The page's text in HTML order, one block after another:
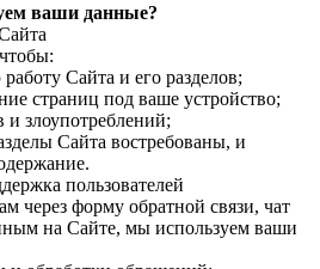
ваши данные?
Сайта и его разделов;
страниц под ваше устройство;
и злоупотреблений;
Сайта востребованы, и
пользователей
через форму обратной связи, чат
на Сайте, мы используем ваши